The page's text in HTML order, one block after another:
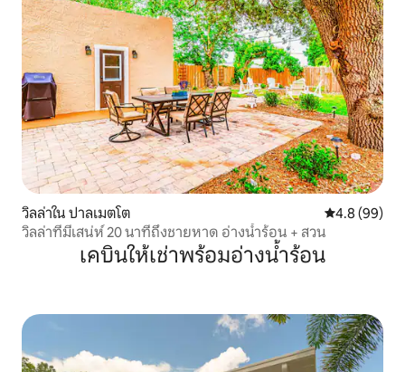
วิลล่าใน ปาลเมตโต คะแนนเฉลี่ย
4.8 (99)
วิลล่าที่มีเสน่ห์ 20 นาทีถึงชายหาด อ่างน้ำร้อน + สวน
เคบินให้เช่าพร้อมอ่างน้ำร้อน